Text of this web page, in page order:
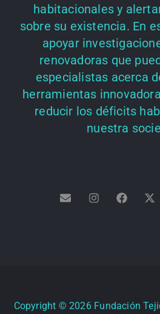
habitacionales y
sobre su existencia. En
apoyar
renovadoras que
especialistas acerca
herramientas
reducir los déficits
nuestra
Copyright ©2026Fundación